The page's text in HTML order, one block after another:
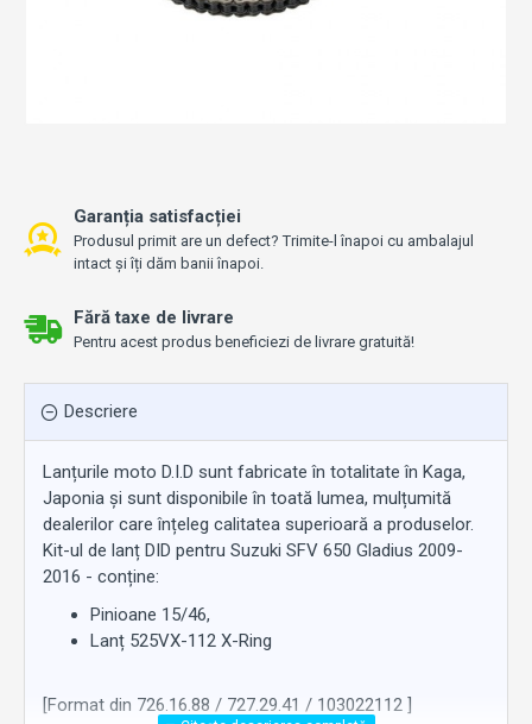
Fără taxe de livrare
Pentru acest produs beneficiezi de livrare gratuită!
Garanția satisfacției
Produsul primit are un defect? Trimite-l înapoi cu ambalajul
intact și îți dăm banii înapoi.
Descriere
Lanțurile moto D.I.D sunt fabricate în totalitate în Kaga,
Japonia și sunt disponibile în toată lumea, mulțumită
dealerilor care înțeleg calitatea superioară a produselor.
Kit-ul de lanț DID pentru Suzuki SFV 650 Gladius 2009-
2016 - conține:
Pinioane 15/46,
Lanț 525VX-112 X-Ring
[Format din 726.16.88 / 727.29.41 / 103022112 ]